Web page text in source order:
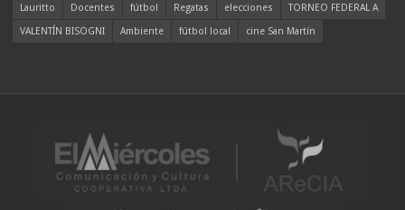
Lauritto
Docentes fútbol Regatas elecciones
TORNEO FEDERAL A
VALENTÍN BISOGNI
Ambiente fútbol local cine San Martín